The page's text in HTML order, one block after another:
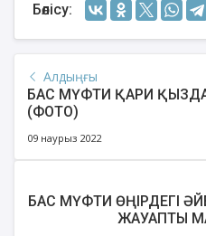
Бөлісу:
Алдыңғы
БАС МҮФТИ ҚАРИ
(ФОТО)
09 наурыз 2022
БАС МҮФТИ ӨҢІРДЕГІ
ЖАУАПТЫ